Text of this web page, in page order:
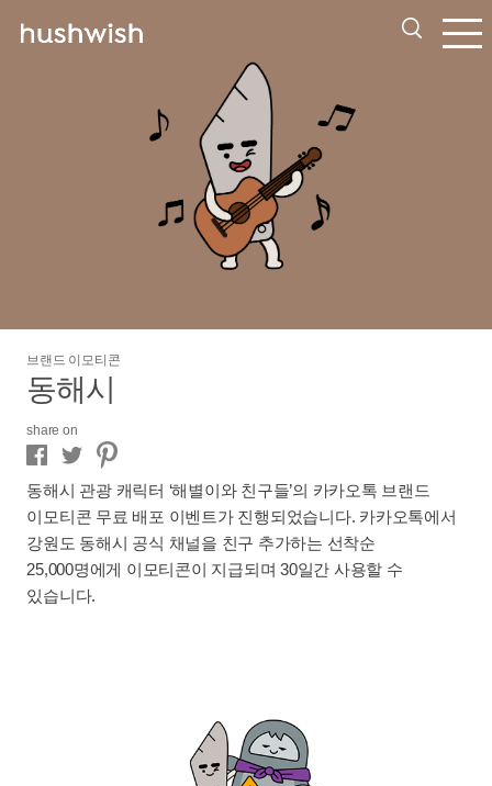
브랜드 이모티콘
동해시
share on
동해시 관광 캐릭터 ‘해별이와 친구들’의 카카오톡 브랜드
이모티콘 무료 배포 이벤트가 진행되었습니다. 카카오톡에서
강원도 동해시 공식 채널을 친구 추가하는 선착순
25,000명에게 이모티콘이 지급되며 30일간 사용할 수
있습니다.